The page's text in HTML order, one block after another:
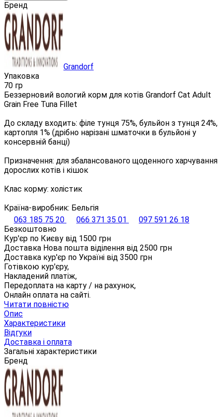
Бренд
Grandorf
Упаковка
70 гр
Беззерновий вологий корм для котів Grandorf Cat Adult
Grain Free Tuna Fillet
До складу входить: філе тунця 75%, бульйон з тунця 24%,
картопля 1% (дрібно нарізані шматочки в бульйоні у
консервній банці)
Призначення: для збалансованого щоденного харчування
дорослих котів і кішок
Клас корму: холістик
Країна-виробник: Бельгія
063 185 75 20
066 371 35 01
097 591 26 18
Безкоштовно
Кур'єр по Києву від 1500 грн
Доставка Нова пошта віділення від 2500 грн
Доставка кур'єр по Україні від 3500 грн
Готівкою кур'єру,
Накладений платіж,
Передоплата на карту / на рахунок,
Онлайн оплата на сайті.
Читати повністю
Опис
Характеристики
Відгуки
Доставка і оплата
Загальні характеристики
Бренд